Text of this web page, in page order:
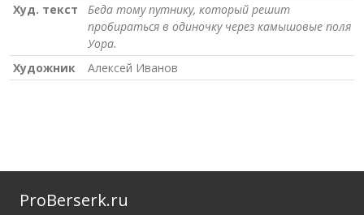
Худ. текст
Беда тому путнику, который решит
пробираться в одиночку через камышовые поля
Уора.
Художник
Алексей Иванов
ProBerserk.ru